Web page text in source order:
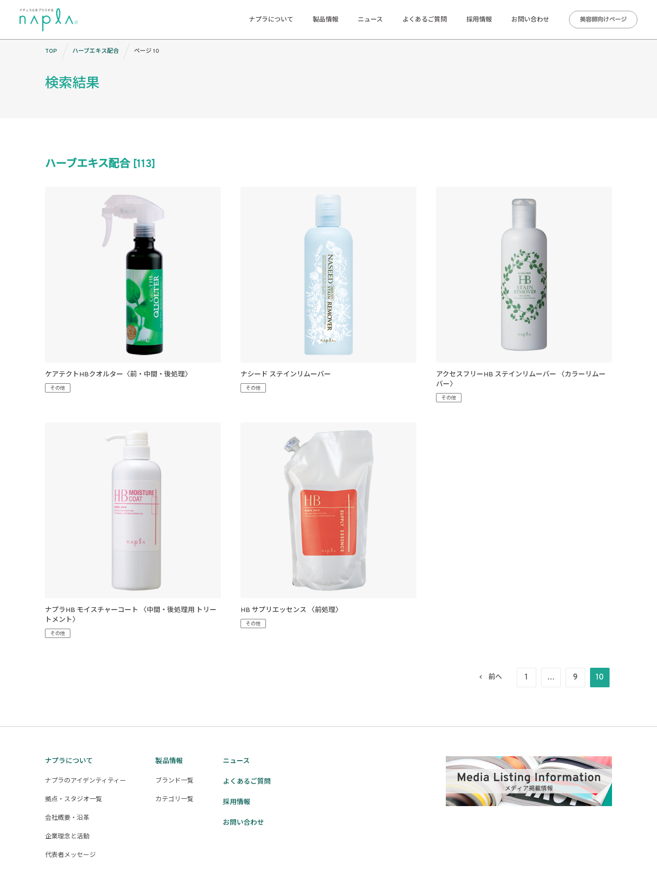
ナプラについて 製品情報 ニュース よくあるご質問 採用情報 お問い合わせ 美容師向けページ
検索結果
ハーブエキス配合 [113]
ケアテクトHBクオルター〈前・中間・後処理〉
その他
ナシード ステインリムーバー
その他
アクセスフリーHB ステインリムーバー 〈カラーリムー
バー〉
その他
ナプラHB モイスチャーコート 〈中間・後処理用 トリー
トメント〉
その他
HB サプリエッセンス 〈前処理〉
その他
送
り
前へ 1 … 9 10
TOP ハーブエキス配合 ページ 10
ナプラについて
ナプラのアイデンティティー
拠点・スタジオ一覧
会社概要・沿革
企業理念と活動
代表者メッセージ
製品情報
ブランド一覧
カテゴリ一覧
ニュース
よくあるご質問
採用情報
お問い合わせ